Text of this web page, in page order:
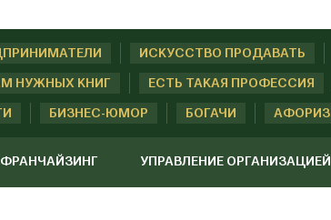
ИСКУССТВО ПРОДАВАТЬ
НУЖНЫХ КНИГ ЕСТЬ ТАКАЯ ПРОФЕССИЯ
БИЗНЕС-ЮМОР БОГАЧИ
ФРАНЧАЙЗИНГ УПРАВЛЕНИЕ ОРГАНИЗАЦИЕЙ